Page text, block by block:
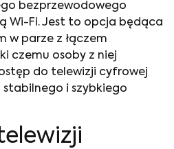
bezprzewodowego
Wi-Fi. Jest to opcja będąca
w parze z łączem
czemu osoby z niej
do telewizji cyfrowej
stabilnego i szybkiego